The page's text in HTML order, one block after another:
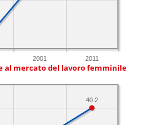
2001 2011
al mercato del lavoro femminile
40.2